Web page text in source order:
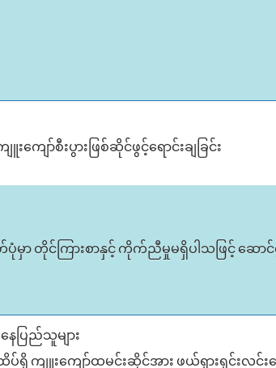
းကျော်စီးပွားဖြစ်ဆိုင်ဖွင့်ရောင်းချခြင်း
မှာ တိုင်ကြားစာနှင့် ကိုက်ညီမှုမရှိပါသဖြင့် ဆောင်
ပြည်သူများ
ပ်ရှိ ကျူးကျော်ထမင်းဆိုင်အား ဖယ်ရှားရှင်းလင်းပ